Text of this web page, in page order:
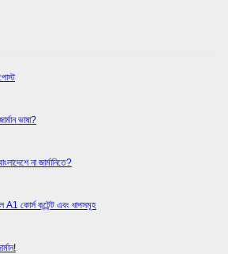
ভাষা?
না জার্মানিতে?
A1 কোর্স কন্টেন্ট এবং ধাপসমূহ